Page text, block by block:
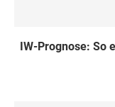
IW-Prognose: So